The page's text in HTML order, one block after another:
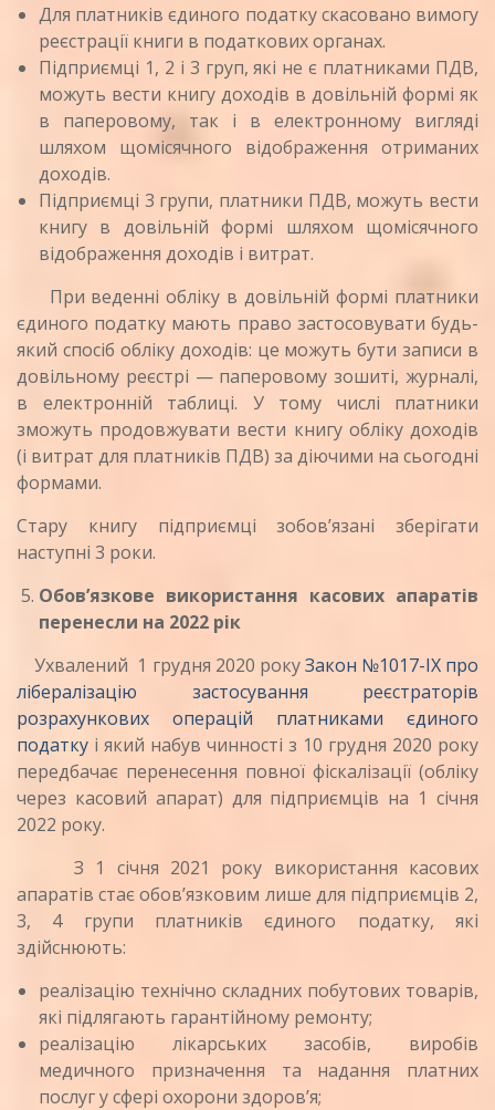
Для платників єдиного податку скасовано вимогу
реєстрації книги в податкових органах.
Підприємці 1, 2 і 3 груп, які не є платниками ПДВ,
можуть вести книгу доходів в довільній формі як
в паперовому, так і в електронному вигляді
шляхом щомісячного відображення отриманих
доходів.
Підприємці 3 групи, платники ПДВ, можуть вести
книгу в довільній формі шляхом щомісячного
відображення доходів і витрат.
При веденні обліку в довільній формі платники
єдиного податку мають право застосовувати будь-
який спосіб обліку доходів: це можуть бути записи в
довільному реєстрі — паперовому зошиті, журналі,
в електронній таблиці. У тому числі платники
зможуть продовжувати вести книгу обліку доходів
(і витрат для платників ПДВ) за діючими на сьогодні
формами.
Стару книгу підприємці зобов’язані зберігати
наступні 3 роки.
Обов’язкове використання касових апаратів
перенесли на 2022 рік
Ухвалений 1 грудня 2020 рокуЗакон №1017-IX про
лібералізацію застосування реєстраторів
розрахункових операцій платниками єдиного
податку і який набув чинності з 10 грудня 2020 року
передбачає перенесення повної фіскалізації (обліку
через касовий апарат) для підприємців на 1 січня
2022 року.
З 1 січня 2021 року використання касових
апаратів стає обов’язковим лише для підприємців 2,
3, 4 групи платників єдиного податку, які
здійснюють:
реалізацію технічно складних побутових товарів,
які підлягають гарантійному ремонту;
реалізацію лікарських засобів, виробів
медичного призначення та надання платних
послуг у сфері охорони здоров’я;